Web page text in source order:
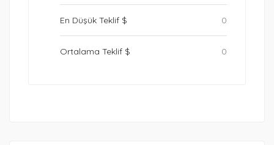
En Düşük Teklif $ 0
Ortalama Teklif $ 0